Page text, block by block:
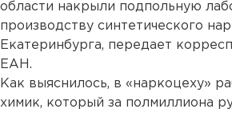
области накрыли подпольную
производству синтетического
Екатеринбурга, передает
ЕАН.
Как выяснилось, в «наркоцеху»
химик, который за полмиллиона